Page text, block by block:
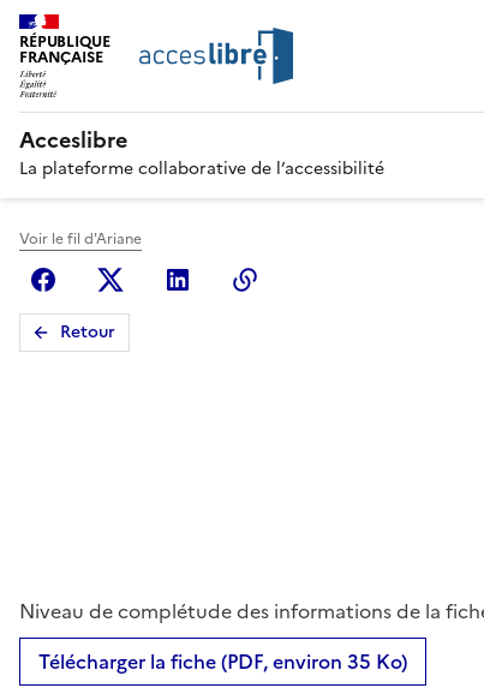
RÉPUBLIQUE
FRANÇAISE
Acceslibre
La plateforme collaborative de l’accessibilité
Voir le fil d'Ariane
FacebookX (anciennement Twitter)
Linkedin
Retour
Niveau de complétude des informations de la
Télécharger la fiche (PDF, environ 35 Ko)